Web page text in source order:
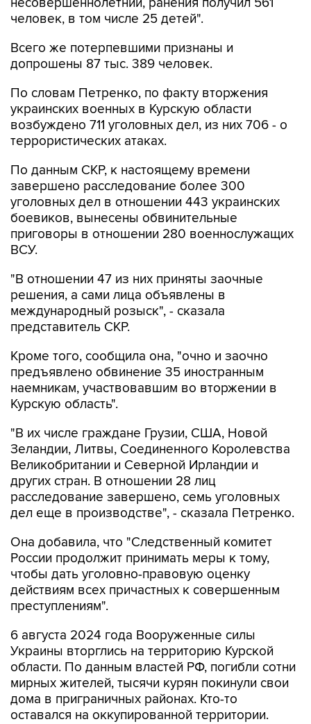
человек, в том числе 25 детей".
Всего же потерпевшими признаны и
допрошены 87 тыс. 389 человек.
По словам Петренко, по факту вторжения
украинских военных в Курскую области
возбуждено 711 уголовных дел, из них 706 - о
террористических атаках.
По данным СКР, к настоящему времени
завершено расследование более 300
уголовных дел в отношении 443 украинских
боевиков, вынесены обвинительные
приговоры в отношении 280 военнослужащих
ВСУ.
"В отношении 47 из них приняты заочные
решения, а сами лица объявлены в
международный розыск", - сказала
представитель СКР.
Кроме того, сообщила она, "очно и заочно
предъявлено обвинение 35 иностранным
наемникам, участвовавшим во вторжении в
Курскую область".
"В их числе граждане Грузии, США, Новой
Зеландии, Литвы, Соединенного Королевства
Великобритании и Северной Ирландии и
других стран. В отношении 28 лиц
расследование завершено, семь уголовных
дел еще в производстве", - сказала Петренко.
Она добавила, что "Cледственный комитет
России продолжит принимать меры к тому,
чтобы дать уголовно-правовую оценку
действиям всех причастных к совершенным
преступлениям".
6 августа 2024 года Вооруженные силы
Украины вторглись на территорию Курской
области. По данным властей РФ, погибли сотни
мирных жителей, тысячи курян покинули свои
дома в приграничных районах. Кто-то
оставался на оккупированной территории.